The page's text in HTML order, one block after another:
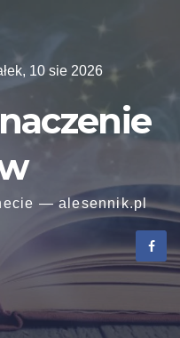
10 sie 2026
— alesennik.pl